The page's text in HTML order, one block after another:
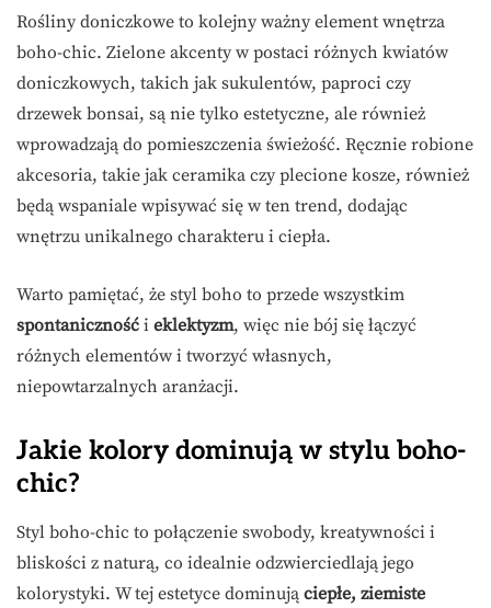
Rośliny doniczkowe to kolejny ważny element wnętrza
boho-chic. Zielone akcenty w postaci różnych kwiatów
doniczkowych, takich jak sukulentów, paproci czy
drzewek bonsai, są nie tylko estetyczne, ale również
wprowadzają do pomieszczenia świeżość. Ręcznie robione
akcesoria, takie jak ceramika czy plecione kosze, również
będą wspaniale wpisywać się w ten trend, dodając
wnętrzu unikalnego charakteru i ciepła.
Warto pamiętać, że styl boho to przede wszystkim
spontaniczność i eklektyzm, więc nie bój się łączyć
różnych elementów i tworzyć własnych,
niepowtarzalnych aranżacji.
Jakie kolory dominują w stylu boho-
chic?
Styl boho-chic to połączenie swobody, kreatywności i
bliskości z naturą, co idealnie odzwierciedlają jego
kolorystyki. W tej estetyce dominują ciepłe, ziemiste